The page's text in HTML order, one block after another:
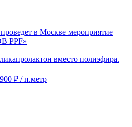
в Москве мероприятие
PPF»
вместо полиэфира.
₽ / п.метр